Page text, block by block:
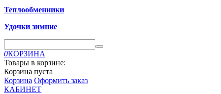
Теплообменники
Удочки зимние
0КОРЗИНА
Товары в корзине:
Корзина пуста
Корзина Оформить заказ
КАБИНЕТ